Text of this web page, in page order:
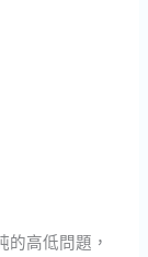
高低問題，